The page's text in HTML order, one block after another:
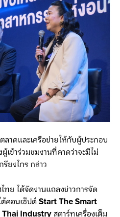
ลาดและเครือข่ายให้กับผู้ประกอบ
เข้าร่วมชมงานที่คาดว่าจะมีไม่
ยงไกร กล่าว
ทย ได้จัดงานแถลงข่าวการจัด
คอนเซ็ปต์Start The Smart
Industryสตาร์ทเครื่องเต็ม